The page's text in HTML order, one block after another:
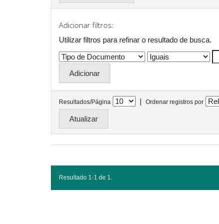
Adicionar filtros:
Utilizar filtros para refinar o resultado de busca.
Resultados/Página | Ordenar registros por
Resultado 1-1 de 1.